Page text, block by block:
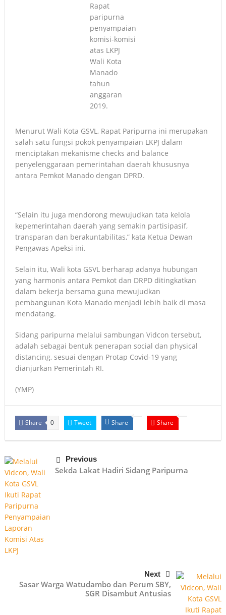
Rapat
paripurna
penyampaian
komisi-komisi
atas LKPJ
Wali Kota
Manado
tahun
anggaran
2019.
Menurut Wali Kota GSVL, Rapat Paripurna ini merupakan
salah satu fungsi pokok penyampaian LKPJ dalam
menciptakan mekanisme checks and balance
penyelenggaraan pemerintahan daerah khususnya
antara Pemkot Manado dengan DPRD.
“Selain itu juga mendorong mewujudkan tata kelola
kepemerintahan daerah yang semakin partisipasif,
transparan dan berakuntabilitas,” kata Ketua Dewan
Pengawas Apeksi ini.
Selain itu, Wali kota GSVL berharap adanya hubungan
yang harmonis antara Pemkot dan DRPD ditingkatkan
dalam bekerja bersama guna mewujudkan
pembangunan Kota Manado menjadi lebih baik di masa
mendatang.
Sidang paripurna melalui sambungan Vidcon tersebut,
adalah sebagai bentuk penerapan social dan physical
distancing, sesuai dengan Protap Covid-19 yang
dianjurkan Pemerintah RI.
(YMP)
Share 0 Tweet Share Share
Previous
Sekda Lakat Hadiri Sidang Paripurna
Next
Sasar Warga Watudambo dan Perum SBY,
SGR Disambut Antusias